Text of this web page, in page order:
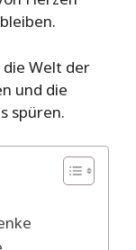
die Welt der
und die
spüren.